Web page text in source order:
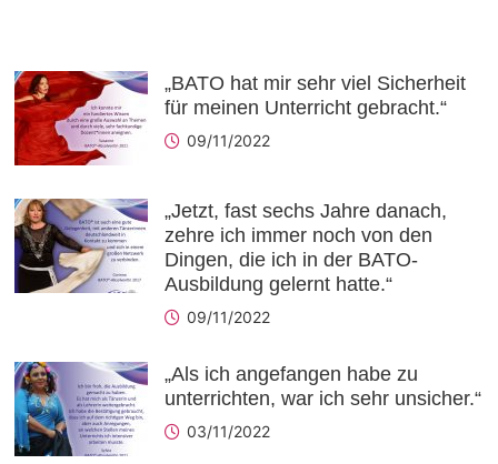
„BATO hat mir sehr viel Sicherheit
für meinen Unterricht gebracht.“
09/11/2022
„Jetzt, fast sechs Jahre danach,
zehre ich immer noch von den
Dingen, die ich in der BATO-
Ausbildung gelernt hatte.“
09/11/2022
„Als ich angefangen habe zu
unterrichten, war ich sehr unsicher.“
03/11/2022